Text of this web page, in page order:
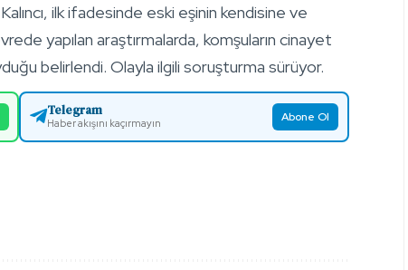
ilk ifadesinde eski eşinin kendisine ve
yapılan araştırmalarda, komşuların cinayet
belirlendi. Olayla ilgili soruşturma sürüyor.
Telegram
Haber akışını kaçırmayın Abone Ol